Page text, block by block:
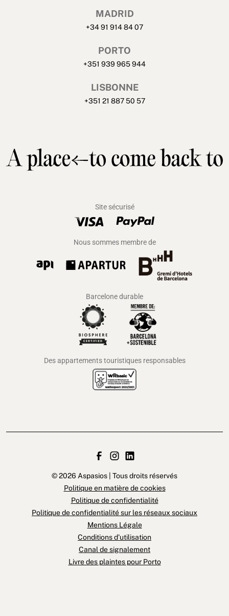
MADRID
+34 91 914 84 07
PORTO
+351 939 965 944
LISBONNE
+351 21 887 50 57
Site sécurisé
Nous sommes membre de
Barcelone durable
Des appartements touristiques responsables
© 2026 Aspasios | Tous droits réservés
Politique en matière de cookies
Politique de confidentialité
Politique de confidentialité sur les réseaux sociaux
Mentions Légale
Conditions d'utilisation
Canal de signalement
Livre des plaintes pour Porto